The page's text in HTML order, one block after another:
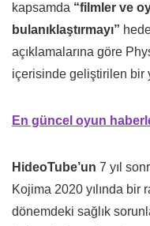
kapsamda “filmler ve
bulanıklaştırmayı”
açıklamalarına göre
içerisinde geliştirilen bir
En güncel oyun
HideoTube’un 7 yıl
Kojima 2020 yılında bir
dönemdeki sağlık